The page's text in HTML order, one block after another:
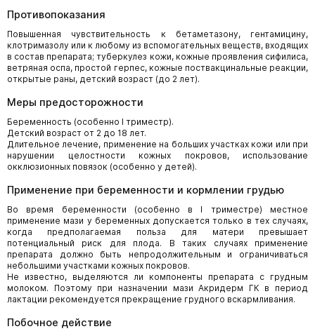
Противопоказания
Повышенная чувствительность к бетаметазону, гентамицину,
клотримазолу или к любому из вспомогательных веществ, входящих
в состав препарата; туберкулез кожи, кожные проявления сифилиса,
ветряная оспа, простой герпес, кожные поствакцинальные реакции,
открытые раны, детский возраст (до 2 лет).
Меры предосторожности
Беременность (особенно I триместр).
Детский возраст от 2 до 18 лет.
Длительное лечение, применение на больших участках кожи или при
нарушении целостности кожных покровов, использование
окклюзионных повязок (особенно у детей).
Применение при беременности и кормлении грудью
Во время беременности (особенно в I триместре) местное
применение мази у беременных допускается только в тех случаях,
когда предполагаемая польза для матери превышает
потенциальный риск для плода. В таких случаях применение
препарата должно быть непродолжительным и ограничиваться
небольшими участками кожных покровов.
Не известно, выделяются ли компоненты препарата с грудным
молоком. Поэтому при назначении мази Акридерм ГК в период
лактации рекомендуется прекращение грудного вскармливания.
Побочное действие